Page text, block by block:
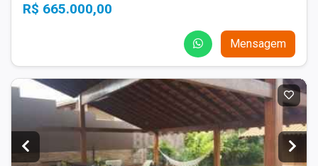
R$ 665.000,00
Mensagem